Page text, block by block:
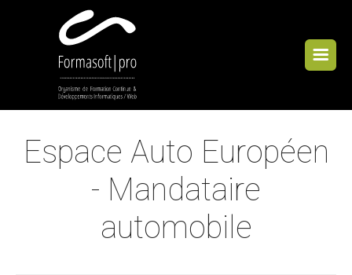
Espace Auto Européen
- Mandataire
automobile
Cookies management panel